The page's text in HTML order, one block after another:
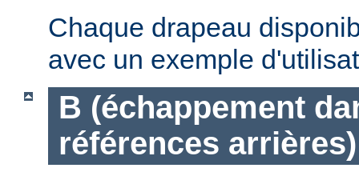
Chaque drapeau
avec un exemple
B (échappement
références arrières)